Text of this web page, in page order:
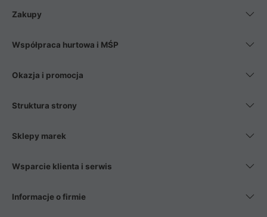
wentylatory. Na koniec mając już to wszystko, możesz
Zakupy
Współpraca hurtowa i MŚP
Okazja i promocja
Struktura strony
Sklepy marek
Wsparcie klienta i serwis
Informacje o firmie